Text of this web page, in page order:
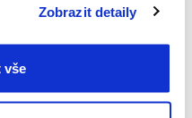
Zobrazit detaily
všeplatformy